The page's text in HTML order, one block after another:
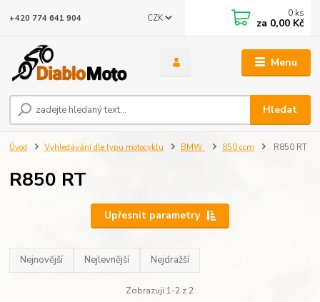
Menu
CZK
Hledat
+420 774 641 904 0 ks
za 0,00 Kč
Úvod Vyhledávání dle typu motocyklu BMW 850 ccm R850 RT
R850 RT
Upřesnit parametry
Nejnovější Nejlevnější Nejdražší
Zobrazuji 1-2 z 2